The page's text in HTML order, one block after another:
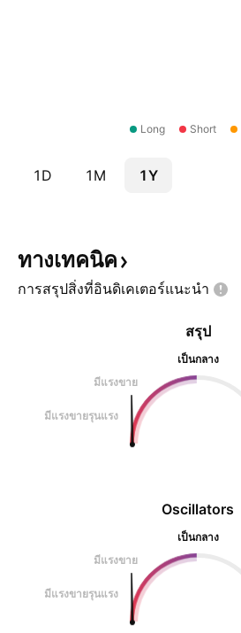
Long Short
1D 1M 1Y
ทางเทคนิค
การสรุปสิ่งที่อินดิเคเตอร์แนะนำ
Oscillators
เป็นกลาง
มีแรงขาย
มีแรงขายรุนแรง
สรุป
เป็นกลาง
มีแรงขาย
มีแรงขายรุนแรง